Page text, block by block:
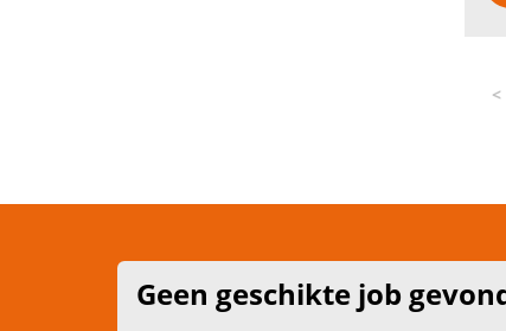
<
Geen geschikte job